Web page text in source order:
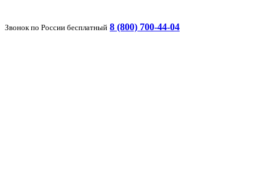
Звонок по России бесплатный 8 (800) 700-44-04